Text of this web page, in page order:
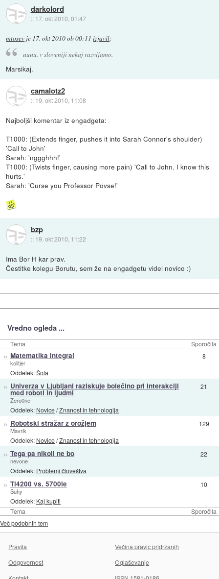
darkolord
:: 17. okt 2010, 01:47
mtosev je 17. okt 2010 ob 00:11 izjavil:
uuuu, v sloveniji nekaj razvijamo.
Marsikaj.
camalotz2
:: 19. okt 2010, 11:08
Najboljši komentar iz engadgeta:
T1000: (Extends finger, pushes it into Sarah Connor's shoulder)
'Call to John'
Sarah: 'nggghhh!'
T1000: (Twists finger, causing more pain) 'Call to John. I know this
hurts.'
Sarah: 'Curse you Professor Povse!'
bzp
:: 19. okt 2010, 11:22
Ima Bor H kar prav.
Čestitke kolegu Borutu, sem že na engadgetu videl novico :)
Vredno ogleda ...
Tema Sporočila
Tema Sporočila
» Matematika integral
kolitjer
Oddelek:Šola
8
» Univerza v Ljubljani raziskuje bolečino pri interakciji
med roboti in ljudmi
Zero0ne
Oddelek: Novice/Znanost in tehnologija
21
» Robotski stražar z orožjem
Mavrik
Oddelek: Novice/Znanost in tehnologija
129
» Tega pa nikoli ne bo
nevone
Oddelek: Problemi človeštva
22
» Ti4200 vs. 5700le
Suhy
Oddelek: Kaj kupiti
10
Več podobnih tem
Pravila
Večina pravic pridržanih
Odgovornost
Oglaševanje